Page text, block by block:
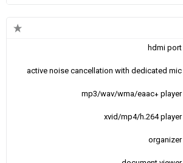
hdmi port
active noise cancellation with dedicated mic
mp3/wav/wma/eaac+ player
xvid/mp4/h.264 player
organizer